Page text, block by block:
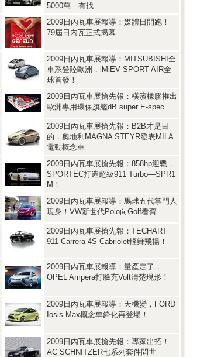
5000萬…有找
2009日內瓦車展報導：媒體日開跑！
79屆日內瓦正式揭幕
2009日內瓦車展報導：MITSUBISHI全
車系登陸歐洲，iMiEV SPORT AIR全
球首發！
2009日內瓦車展搶先報：橫濱橡膠推出
歐洲專用環保旗艦dB super E-spec
2009日內瓦車展搶先報：B2B才是目
的，奧地利MAGNA STEYR發表MILA
電動概念車
2009日內瓦車展搶先報：858hp迎戰，
SPORTEC打造超級911 Turbo—SPR1
M！
2009日內瓦車展報導：馬球五代掌門人
現身！VW新世代Polo向Golf看齊
2009日內瓦車展搶先報：TECHART
911 Carrera 4S Cabriolet輕舞飛揚！
2009日內瓦車展報導：量產定了，
OPEL Ampera打臉充Volt清楚現形！
2009日內瓦車展報導：天機變，FORD
Iosis Max概念車鋒化再登場！
2009日內瓦車展搶先報：專家出招！
AC SCHNITZER七系列套件問世